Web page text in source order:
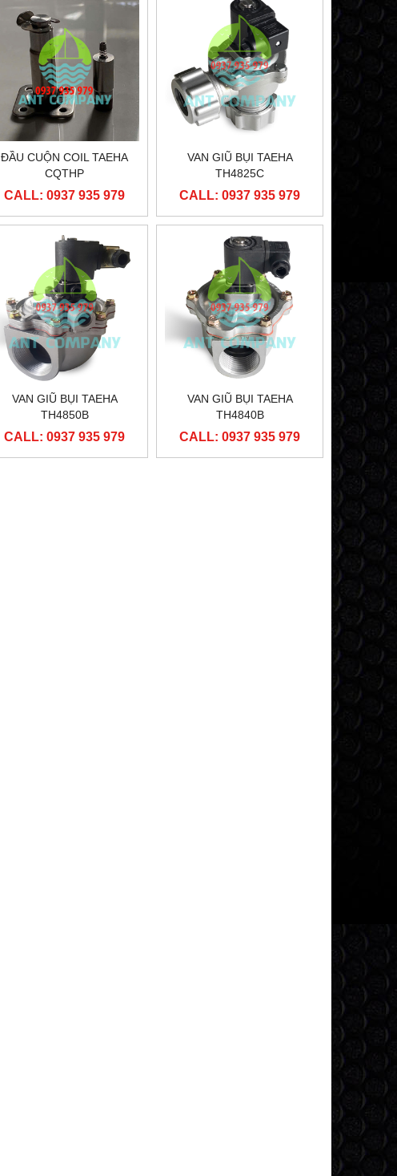
ĐẦU CUỘN COIL TAEHA
CQTHP
CALL: 0937 935 979
VAN GIŨ BỤI TAEHA
TH4825C
CALL: 0937 935 979
VAN GIŨ BỤI TAEHA
TH4850B
CALL: 0937 935 979
VAN GIŨ BỤI TAEHA
TH4840B
CALL: 0937 935 979